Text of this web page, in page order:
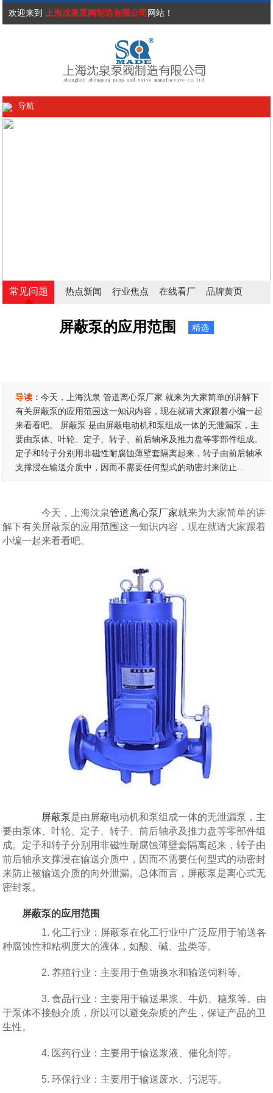
欢迎来到 上海沈泉泵阀制造有限公司 网站！
导航
常见问题 热点新闻 行业焦点 在线看厂 品牌黄页
屏蔽泵的应用范围 精选
导读：今天，上海沈泉 管道离心泵厂家 就来为大家简单的讲解下
有关屏蔽泵的应用范围这一知识内容，现在就请大家跟着小编一起
来看看吧。 屏蔽泵 是由屏蔽电动机和泵组成一体的无泄漏泵，主
要由泵体、叶轮、定子、转子、前后轴承及推力盘等零部件组成。
定子和转子分别用非磁性耐腐蚀薄壁套隔离起来，转子由前后轴承
支撑浸在输送介质中，因而不需要任何型式的动密封来防止...
今天，上海沈泉管道离心泵厂家就来为大家简单的讲
解下有关屏蔽泵的应用范围这一知识内容，现在就请大家跟着
小编一起来看看吧。
屏蔽泵是由屏蔽电动机和泵组成一体的无泄漏泵，主
要由泵体、叶轮、定子、转子、前后轴承及推力盘等零部件组
成。定子和转子分别用非磁性耐腐蚀薄壁套隔离起来，转子由
前后轴承支撑浸在输送介质中，因而不需要任何型式的动密封
来防止被输送介质的向外泄漏。总体而言，屏蔽泵是离心式无
密封泵。
屏蔽泵的应用范围
1. 化工行业：屏蔽泵在化工行业中广泛应用于输送各
种腐蚀性和粘稠度大的液体，如酸、碱、盐类等。
2. 养殖行业：主要用于鱼塘换水和输送饲料等。
3. 食品行业：主要用于输送果浆、牛奶、糖浆等。由
于泵体不接触介质，所以可以避免杂质的产生，保证产品的卫
生性。
4. 医药行业：主要用于输送浆液、催化剂等。
5. 环保行业：主要用于输送废水、污泥等。